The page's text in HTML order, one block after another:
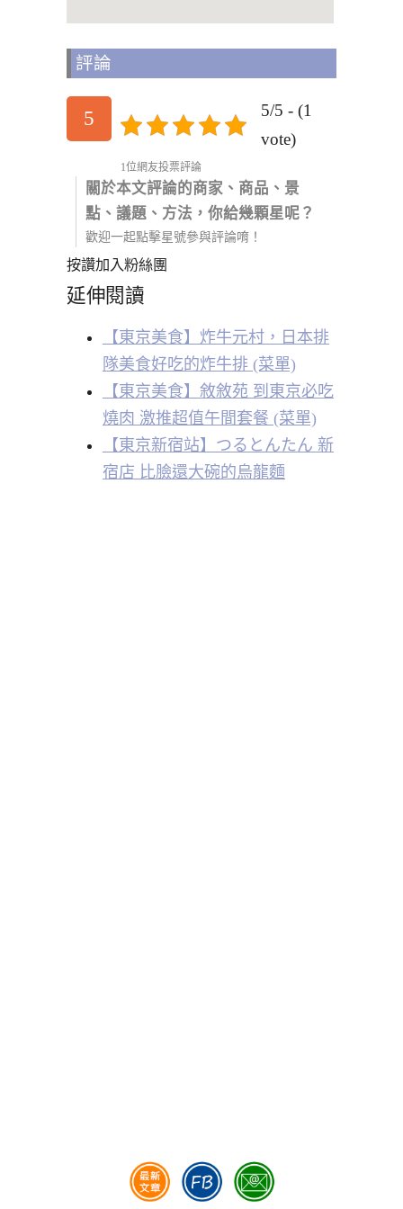
評論
5
5/5 - (1
vote)
1位網友投票評論
關於本文評論的商家、商品、景
點、議題、方法，你給幾顆星呢？
歡迎一起點擊星號參與評論唷！
按讚加入粉絲團
延伸閱讀
【東京美食】炸牛元村，日本排
隊美食好吃的炸牛排 (菜單)
【東京美食】敘敘苑 到東京必吃
燒肉 激推超值午間套餐 (菜單)
【東京新宿站】つるとんたん 新
宿店 比臉還大碗的烏龍麵